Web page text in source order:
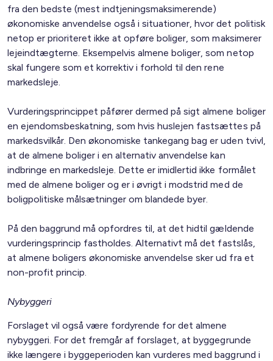
fra den bedste (mest indtjeningsmaksimerende)
økonomiske anvendelse også i situationer, hvor det politisk
netop er prioriteret ikke at opføre boliger, som maksimerer
lejeindtægterne. Eksempelvis almene boliger, som netop
skal fungere som et korrektiv i forhold til den rene
markedsleje.
Vurderingsprincippet påfører dermed på sigt almene boliger
en ejendomsbeskatning, som hvis huslejen fastsættes på
markedsvilkår. Den økonomiske tankegang bag er uden tvivl,
at de almene boliger i en alternativ anvendelse kan
indbringe en markedsleje. Dette er imidlertid ikke formålet
med de almene boliger og er i øvrigt i modstrid med de
boligpolitiske målsætninger om blandede byer.
På den baggrund må opfordres til, at det hidtil gældende
vurderingsprincip fastholdes. Alternativt må det fastslås,
at almene boligers økonomiske anvendelse sker ud fra et
non-profit princip.
Nybyggeri
Forslaget vil også være fordyrende for det almene
nybyggeri. For det fremgår af forslaget, at byggegrunde
ikke længere i byggeperioden kan vurderes med baggrund i